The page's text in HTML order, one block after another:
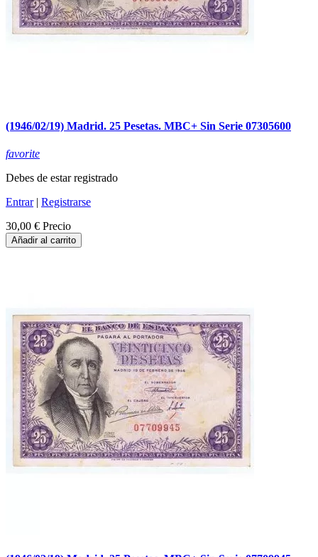
(1946/02/19) Madrid. 25 Pesetas. MBC+ Sin Serie 07305600
favorite
Debes de estar registrado
Entrar| Registrarse
30,00 € Precio
Añadir al carrito